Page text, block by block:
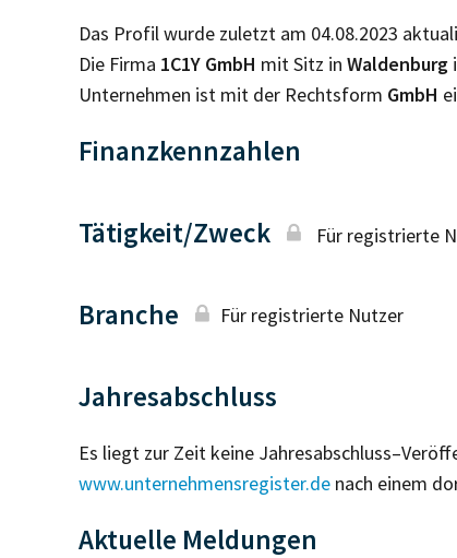
Das Profil wurde zuletzt am 04.08.2023
Die Firma 1C1Y GmbH mit Sitz in Waldenburg
Unternehmen ist mit der Rechtsform GmbH
Finanzkennzahlen
Tätigkeit/Zweck Für registrierte
Branche Für registrierte Nutzer
Jahresabschluss
Es liegt zur Zeit keine
www.unternehmensregister.de nach einem
Aktuelle Meldungen